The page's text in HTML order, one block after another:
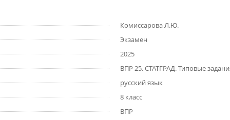
Комиссарова Л.Ю.
Экзамен
2025
ВПР 25. СТАТГРАД. Типовые
русский язык
8 класс
ВПР